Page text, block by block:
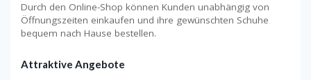
Durch den Online-Shop können Kunden unabhängig von
Öffnungszeiten einkaufen und ihre gewünschten Schuhe
bequem nach Hause bestellen.
Attraktive Angebote